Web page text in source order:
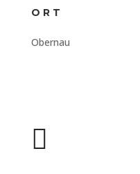
ORT
Obernau
